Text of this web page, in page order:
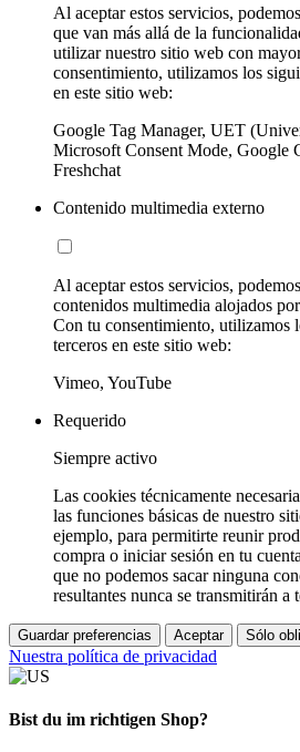
Al aceptar estos servicios,
que van más allá de la
utilizar nuestro sitio web con
consentimiento, utilizamos los
en este sitio web:
Google Tag Manager, UET
Microsoft Consent Mode, Google
Freshchat
Contenido multimedia externo
Al aceptar estos servicios,
contenidos multimedia alojados
Con tu consentimiento, utilizamos
terceros en este sitio web:
Vimeo, YouTube
Requerido
Siempre activo
Las cookies técnicamente
las funciones básicas de nuestro
ejemplo, para permitirte reunir
compra o iniciar sesión en tu
que no podemos sacar ninguna
resultantes nunca se transmitirán a
Guardar preferencias Aceptar Sólo
Nuestra política de privacidad
Bist du im richtigen Shop?